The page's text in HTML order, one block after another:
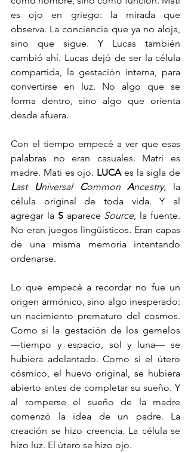
es ojo en griego: la mirada que
observa. La conciencia que ya no aloja,
sino que sigue. Y Lucas también
cambió ahí. Lucas dejó de ser la célula
compartida, la gestación interna, para
convertirse en luz. No algo que se
forma dentro, sino algo que orienta
desde afuera.
Con el tiempo empecé a ver que esas
palabras no eran casuales. Matri es
madre. Mati es ojo. LUCA
Last Universal Common Ancestry, la
célula original de toda vida. Y al
agregar la S aparece Source, la fuente.
No eran juegos lingüísticos. Eran capas
de una misma memoria intentando
ordenarse.
Lo que empecé a recordar no fue un
origen armónico, sino algo inesperado:
un nacimiento prematuro del cosmos.
Como si la gestación de los gemelos
—tiempo y espacio, sol y luna— se
hubiera adelantado. Como si el útero
cósmico, el huevo original, se hubiera
abierto antes de completar su sueño. Y
al romperse el sueño de la madre
comenzó la idea de un padre. La
creación se hizo creencia. La célula se
hizo luz. El útero se hizo ojo.